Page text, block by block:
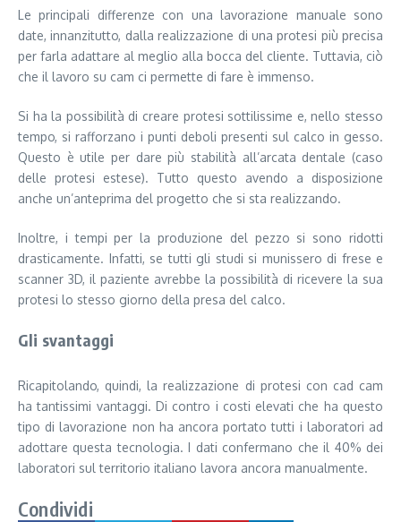
Le principali differenze con una lavorazione manuale sono
date, innanzitutto, dalla realizzazione di una protesi più precisa
per farla adattare al meglio alla bocca del cliente. Tuttavia, ciò
che il lavoro su cam ci permette di fare è immenso.
Si ha la possibilità di creare protesi sottilissime e, nello stesso
tempo, si rafforzano i punti deboli presenti sul calco in gesso.
Questo è utile per dare più stabilità all’arcata dentale (caso
delle protesi estese). Tutto questo avendo a disposizione
anche un’anteprima del progetto che si sta realizzando.
Inoltre, i tempi per la produzione del pezzo si sono ridotti
drasticamente. Infatti, se tutti gli studi si munissero di frese e
scanner 3D, il paziente avrebbe la possibilità di ricevere la sua
protesi lo stesso giorno della presa del calco.
Gli svantaggi
Ricapitolando, quindi, la realizzazione di protesi con cad cam
ha tantissimi vantaggi. Di contro i costi elevati che ha questo
tipo di lavorazione non ha ancora portato tutti i laboratori ad
adottare questa tecnologia. I dati confermano che il 40% dei
laboratori sul territorio italiano lavora ancora manualmente.
Condividi